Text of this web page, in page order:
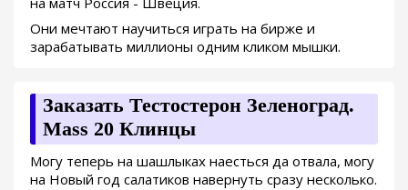
Они мечтают научиться играть на бирже и
зарабатывать миллионы одним кликом мышки.
Заказать Тестостерон Зеленоград.
Mass 20 Клинцы
Могу теперь на шашлыках наесться да отвала, могу
на Новый год салатиков навернуть сразу несколько.